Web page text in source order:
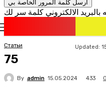
Статьи Updated:
75
By admin 15.05.2024 433 0